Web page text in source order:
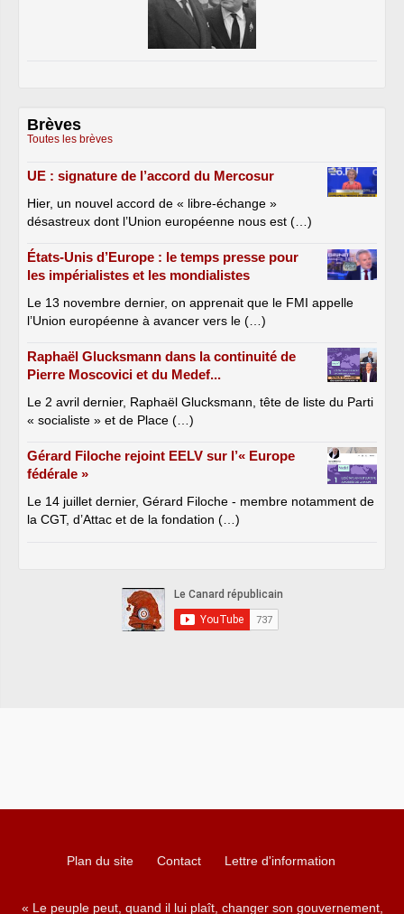
Brèves
Toutes les brèves
UE : signature de l’accord du Mercosur
Hier, un nouvel accord de « libre-échange »
désastreux dont l’Union européenne nous est (…)
États-Unis d’Europe : le temps presse pour
les impérialistes et les mondialistes
Le 13 novembre dernier, on apprenait que le FMI appelle
l’Union européenne à avancer vers le (…)
Raphaël Glucksmann dans la continuité de
Pierre Moscovici et du Medef...
Le 2 avril dernier, Raphaël Glucksmann, tête de liste du Parti
« socialiste » et de Place (…)
Gérard Filoche rejoint EELV sur l’« Europe
fédérale »
Le 14 juillet dernier, Gérard Filoche - membre notamment de
la CGT, d’Attac et de la fondation (…)
Plan du site Contact Lettre d'information
« Le peuple peut, quand il lui plaît, changer son gouvernement,